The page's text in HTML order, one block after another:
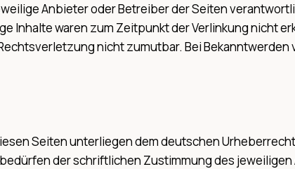
Anbieter oder Betreiber der Seiten
Inhalte waren zum Zeitpunkt der Verlinkung nicht
nicht zumutbar. Bei
Seiten unterliegen dem deutschen
der schriftlichen Zustimmung des